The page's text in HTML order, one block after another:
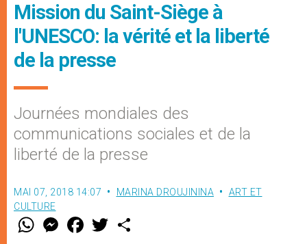
Mission du Saint-Siège à
l'UNESCO: la vérité et la liberté
de la presse
Journées mondiales des
communications sociales et de la
liberté de la presse
MAI 07, 2018 14:07 MARINA DROUJININA
ART ET
CULTURE
W M
e
F
a w